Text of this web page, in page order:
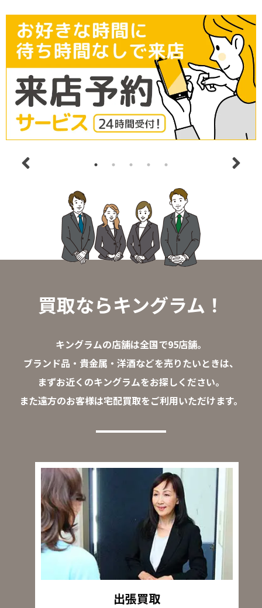
買取ならキングラム！
キングラムの店舗は全国で95店舗。
ブランド品・貴金属・洋酒などを売りたいときは、
まずお近くのキングラムをお探しください。
また遠方のお客様は宅配買取をご利用いただけます。
出張買取